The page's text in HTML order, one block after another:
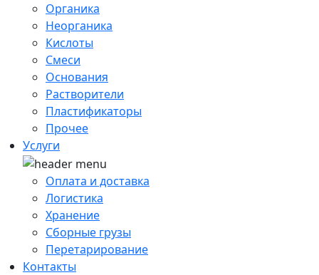
Органика
Неорганика
Кислоты
Смеси
Основания
Растворители
Пластификаторы
Прочее
Услуги
Оплата и доставка
Логистика
Хранение
Сборные грузы
Перетарирование
Контакты